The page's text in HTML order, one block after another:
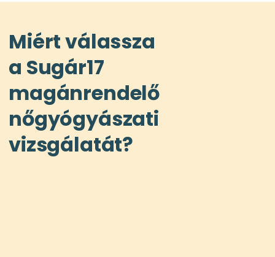
Miért válassza
a Sugár17
magánrendelő
nőgyógyászati
vizsgálatát?